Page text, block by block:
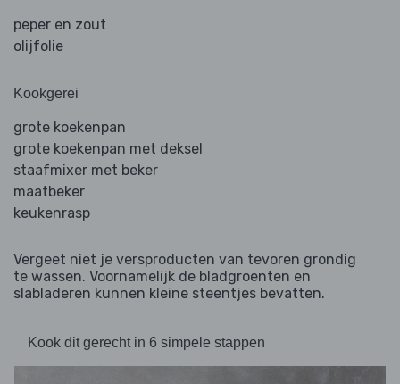
peper en zout
olijfolie
Kookgerei
grote koekenpan
grote koekenpan met deksel
staafmixer met beker
maatbeker
keukenrasp
Vergeet niet je versproducten van tevoren grondig
te wassen. Voornamelijk de bladgroenten en
slabladeren kunnen kleine steentjes bevatten.
Kook dit gerecht in 6 simpele stappen